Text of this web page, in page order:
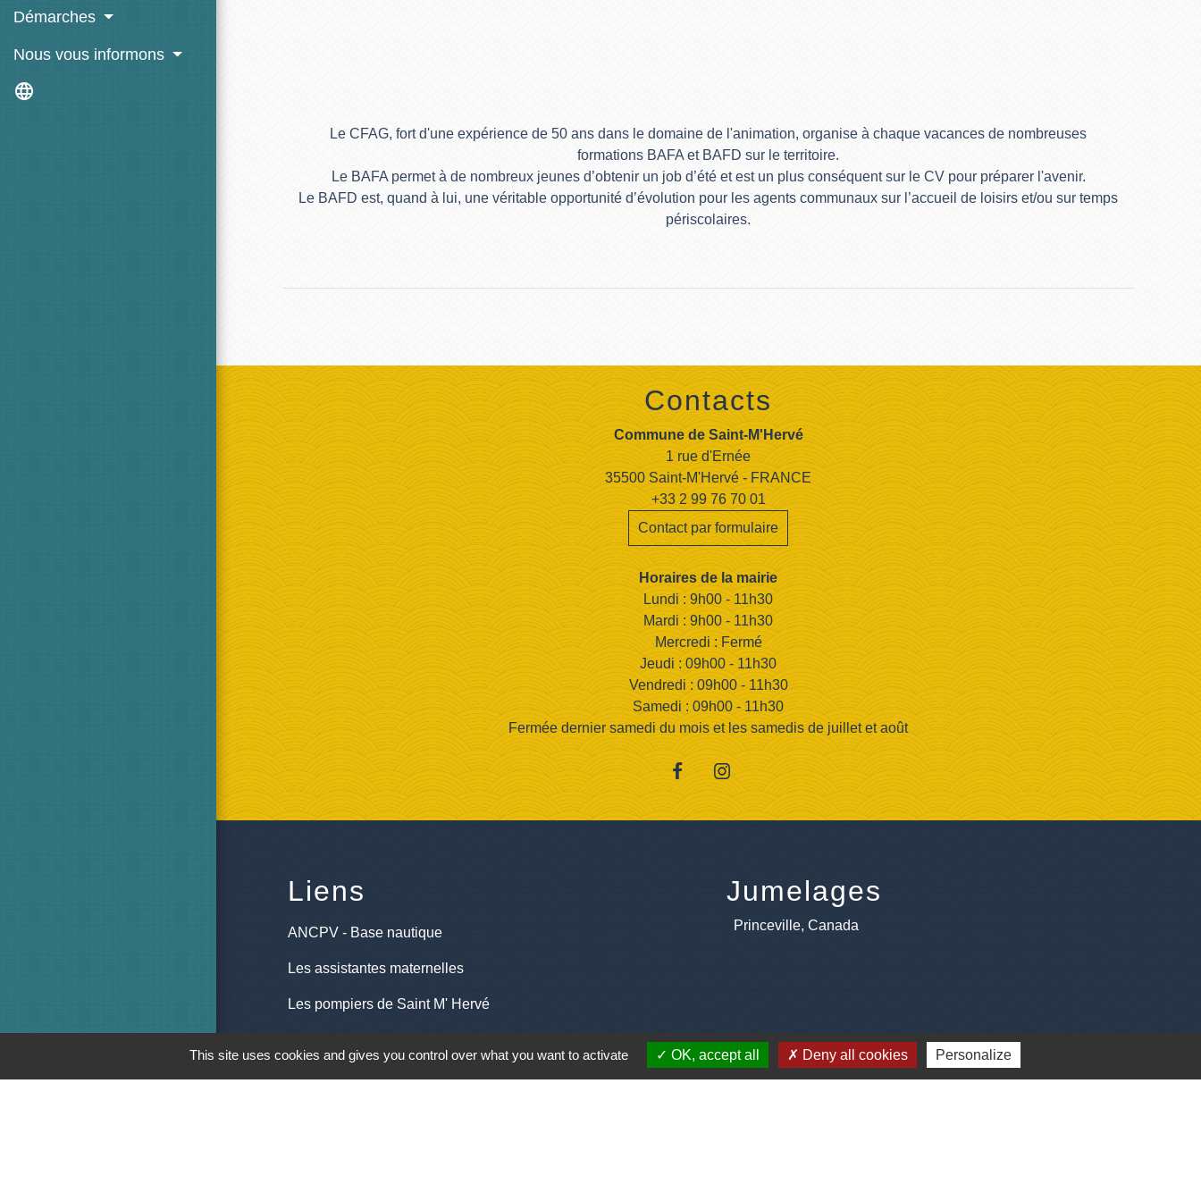
Démarches
Nous vous informons
language
Le CFAG, fort d'une expérience de 50 ans dans le domaine de l'animation, organise à chaque vacances de nombreuses
formations BAFA et BAFD sur le territoire.
Le BAFA permet à de nombreux jeunes d’obtenir un job d’été et est un plus conséquent sur le CV pour préparer l'avenir.
Le BAFD est, quand à lui, une véritable opportunité d’évolution pour les agents communaux sur l’accueil de loisirs et/ou sur temps
périscolaires.
Contacts
Commune de Saint-M'Hervé
1 rue d'Ernée
35500 Saint-M'Hervé - FRANCE
+33 2 99 76 70 01
Contact par formulaire
Horaires de la mairie
Lundi : 9h00 - 11h30
Mardi : 9h00 - 11h30
Mercredi : Fermé
Jeudi : 09h00 - 11h30
Vendredi : 09h00 - 11h30
Samedi : 09h00 - 11h30
Fermée dernier samedi du mois et les samedis de juillet et août
Liens
ANCPV - Base nautique
Les assistantes maternelles
Les pompiers de Saint M' Hervé
Jumelages
Princeville, Canada
This site uses cookies and gives you control over what you want to activate OK, accept all Deny all cookies Personalize